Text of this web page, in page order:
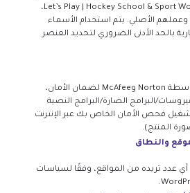
بمطوري Let’s Play | Hockey School & Sport WordPress Theme،
الأصلي. يتم استخدام الأسماء
بالحد الأدنى الضروري لتحديد العنصر
يتم فحص الملف يوميًا بواسطة Norton وMcAfee لضمان الأمان،
100% من الفيروسات/البرامج الضارة/البرامج النصية
فحص الأمان الخاص بك عبر الإنترنت
المنتج).
والنطاق
عدد تريده من المواقع، وفقًا لسياسات